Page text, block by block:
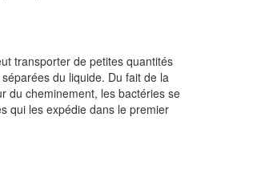
transporter de petites quantités
du liquide. Du fait de la
du cheminement, les bactéries se
qui les expédie dans le premier